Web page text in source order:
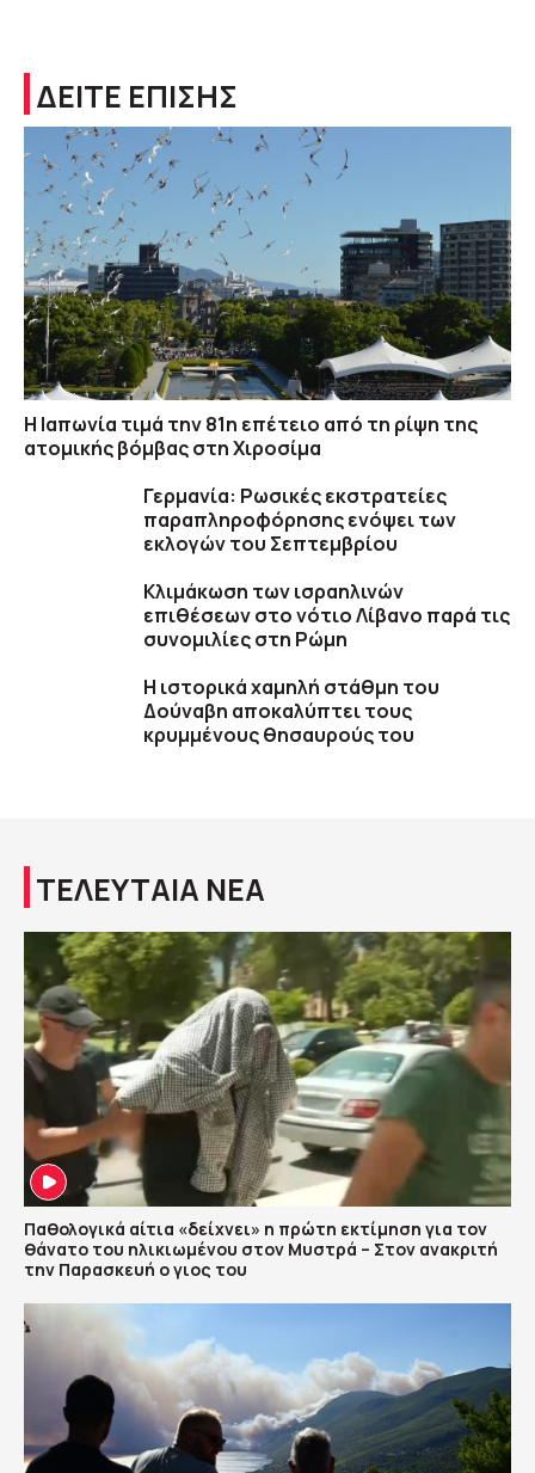
ΔΕΙΤΕ ΕΠΙΣΗΣ
Η Ιαπωνία τιμά την 81η επέτειο από τη ρίψη της
ατομικής βόμβας στη Χιροσίμα
Γερμανία: Ρωσικές εκστρατείες
παραπληροφόρησης ενόψει των
εκλογών του Σεπτεμβρίου
Κλιμάκωση των ισραηλινών
επιθέσεων στο νότιο Λίβανο παρά τις
συνομιλίες στη Ρώμη
Η ιστορικά χαμηλή στάθμη του
Δούναβη αποκαλύπτει τους
κρυμμένους θησαυρούς του
ΤΕΛΕΥΤΑΙΑ ΝΕΑ
Παθολογικά αίτια «δείχνει» η πρώτη εκτίμηση για τον
θάνατο του ηλικιωμένου στον Μυστρά – Στον ανακριτή
την Παρασκευή ο γιος του